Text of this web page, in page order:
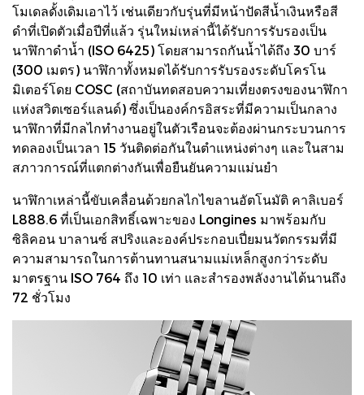
โมเดลดั้งเดิมเอาไว้ เช่นเดียวกับรุ่นที่มีหน้าปัดสีน้ำเงินหรือสี
ดำที่เปิดตัวเมื่อปีที่แล้ว รุ่นใหม่เหล่านี้ได้รับการรับรองเป็น
นาฬิกาดำน้ำ (ISO 6425) โดยสามารถกันน้ำได้ถึง 30 บาร์
(300 เมตร) นาฬิกาทั้งหมดได้รับการรับรองระดับโครโน
มิเตอร์โดย COSC (สถาบันทดสอบความเที่ยงตรงของนาฬิกา
แห่งสวิตเซอร์แลนด์) ซึ่งเป็นองค์กรอิสระที่มีความเป็นกลาง
นาฬิกาที่มีกลไกทำงานอยู่ในตัวเรือนจะต้องผ่านกระบวนการ
ทดลองเป็นเวลา 15 วันติดต่อกันในตำแหน่งต่างๆ และในสาม
สภาวการณ์ที่แตกต่างกันเพื่อยืนยันความแม่นยำ
นาฬิกาเหล่านี้ขับเคลื่อนด้วยกลไกไขลานอัตโนมัติ คาลิเบอร์
L888.6 ที่เป็นเอกสิทธิ์เฉพาะของ Longines มาพร้อมกับ
ซิลิคอน บาลานซ์ สปริงและองค์ประกอบเปี่ยมนวัตกรรมที่มี
ความสามารถในการต้านทานสนามแม่เหล็กสูงกว่าระดับ
มาตรฐาน ISO 764 ถึง 10 เท่า และสำรองพลังงานได้นานถึง
72 ชั่วโมง